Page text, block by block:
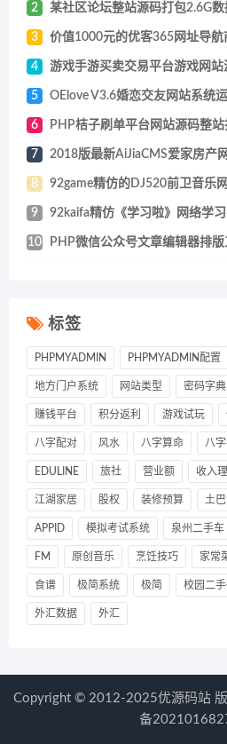
2 某社区论坛整站源码打包2.6G数
3 价值1000元的优客365网址导航
4 游戏手游买卖交易平台游戏网站
5 OElove V3.6婚恋交友网站系统运
6 PHP桔子刷单平台网站源码整
7 2018版最新AiJiaCMS爱家房产网
8 92game精仿的DJ520前卫音乐
9 92kaifa精仿《学习啦》网络学
10 PHP微信公众号文章编辑器排
标签
PHPMYADMIN PHPMYADMIN配置
地方门户系统 网站类型 密码字典
赚钱平台 积分返利 游戏试玩
八字配对 风水 八字算命 八
EDULINE 旅社 营业额 收入
江湖家居 股权 装修预算 土
APPID 模拟考试系统 泉州二手车
FM 原创音乐 烹饪技巧 家常
食谱 极简系统 极简 校园二
外汇数据 外汇
Copyright © 2012-2025优源码站 版
备